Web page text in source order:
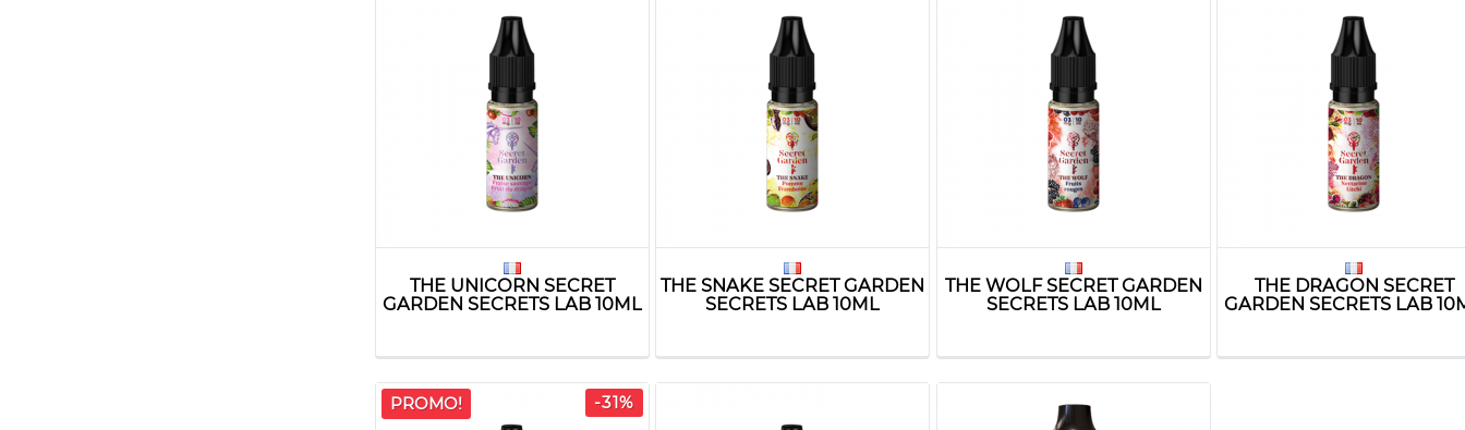
THE UNICORN SECRET
GARDEN SECRETS LAB 10ML
THE SNAKE SECRET GARDEN
SECRETS LAB 10ML
THE WOLF SECRET GARDEN
SECRETS LAB 10ML
THE DRAGON SECRET
GARDEN SECRETS LAB
PROMO! -31%